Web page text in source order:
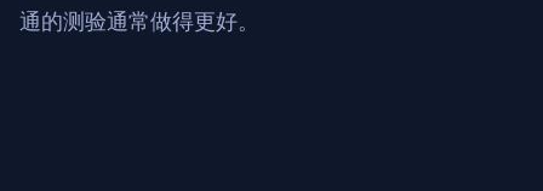
通的测验通常做得更好。